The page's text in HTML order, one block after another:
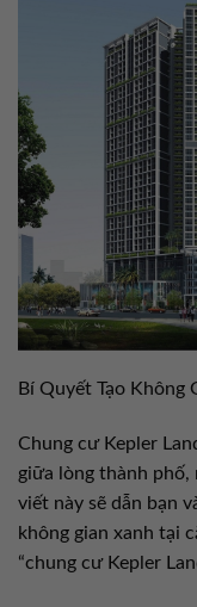
Bí Quyết Tạo Không
Chung cư Kepler
giữa lòng thành
viết này sẽ dẫn bạn
không gian xanh tại
“chung cư Kepler